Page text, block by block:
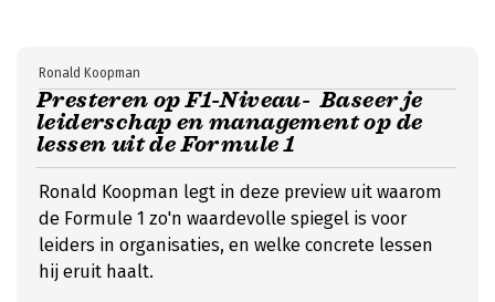
Presteren op F1-Niveau- Baseer je
leiderschap en management op de
lessen uit de Formule 1
Ronald Koopman
Ronald Koopman legt in deze preview uit waarom
de Formule 1 zo'n waardevolle spiegel is voor
leiders in organisaties, en welke concrete lessen
hij eruit haalt.